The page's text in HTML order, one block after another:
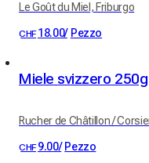
Le Goût du Miel, Friburgo
CHF 18.00/ Pezzo
Miele svizzero 250g
Rucher de Châtillon /
CHF 9.00/ Pezzo